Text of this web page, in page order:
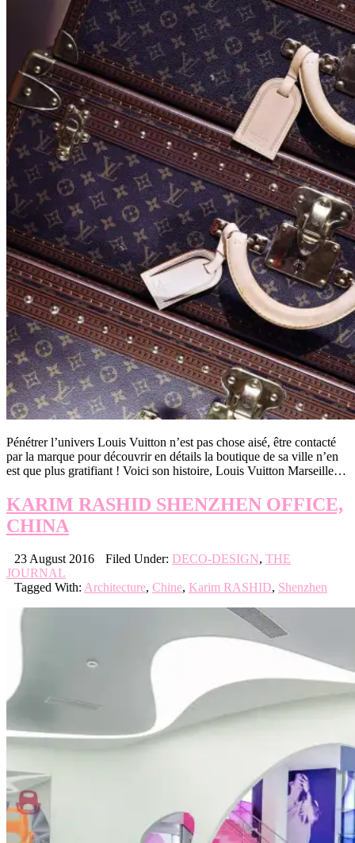
Pénétrer l’univers Louis Vuitton n’est pas chose aisé, être contacté
par la marque pour découvrir en détails la boutique de sa ville n’en
est que plus gratifiant ! Voici son histoire, Louis Vuitton Marseille…
KARIM RASHID SHENZHEN OFFICE,
CHINA
23 August 2016 Filed Under: DECO-DESIGN, THE
JOURNAL
Tagged With: Architecture, Chine, Karim RASHID, Shenzhen